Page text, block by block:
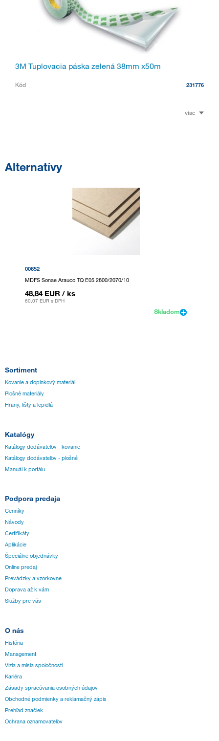
3M Tuplovacia páska zelená 38mm x50m
Kód 231776
viac
Alternatívy
00652
MDFS Sonae Arauco TQ E05 2800/2070/10
48,84 EUR / ks
60,07 EUR s DPH
Skladom
Sortiment
Kovanie a doplnkový materiál
Plošné materiály
Hrany, lišty a lepidlá
Katalógy
Katálogy dodávateľov - kovanie
Katálogy dodávateľov - plošné
Manuál k portálu
Podpora predaja
Cenníky
Návody
Certifikáty
Aplikácie
Špeciálne objednávky
Online predaj
Prevádzky a vzorkovne
Doprava až k vám
Služby pre vás
O nás
História
Management
Vízia a misia spoločnosti
Kariéra
Zásady spracúvania osobných údajov
Obchodné podmienky a reklamačný zápis
Prehľad značiek
Ochrana oznamovateľov